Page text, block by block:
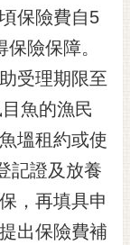
保險費自5
險保障。
受理期限至
魚的漁民
塭租約或使
記證及放養
，再填具申
出保險費補